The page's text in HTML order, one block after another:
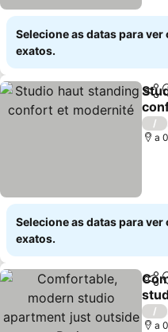
Selecione as datas para ver
exatos.
/
a
Selecione as datas para ver
exatos.
/
a